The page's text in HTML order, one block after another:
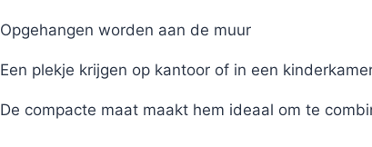
Opgehangen worden aan de muur
Een plekje krijgen op kantoor of in een
De compacte maat maakt hem ideaal om te